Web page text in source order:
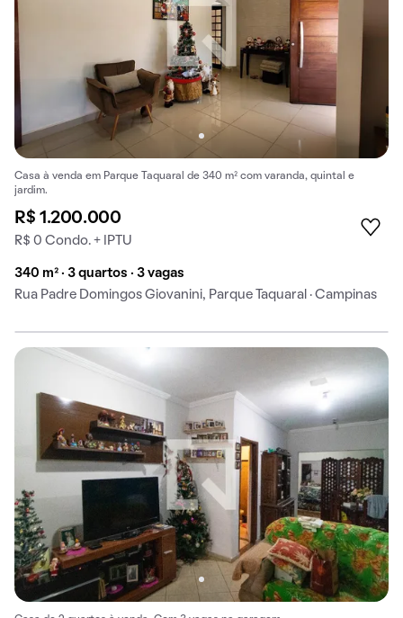
Casa à venda em Parque Taquaral de 340 m² com varanda, quintal e
jardim.
R$ 1.200.000
R$ 0 Condo. + IPTU
340 m² · 3 quartos · 3 vagas
Rua Padre Domingos Giovanini, Parque Taquaral · Campinas